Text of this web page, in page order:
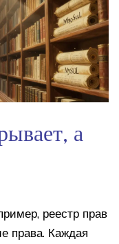
а
реестр прав
права. Каждая